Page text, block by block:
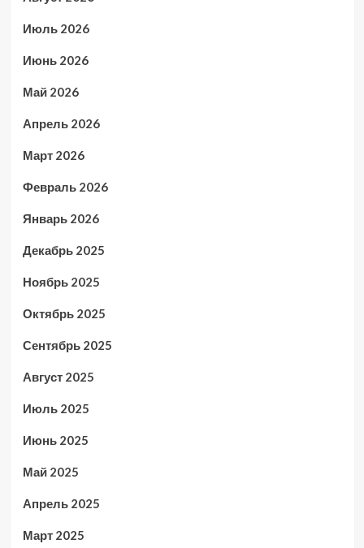
Июль 2026
Июнь 2026
Май 2026
Апрель 2026
Март 2026
Февраль 2026
Январь 2026
Декабрь 2025
Ноябрь 2025
Октябрь 2025
Сентябрь 2025
Август 2025
Июль 2025
Июнь 2025
Май 2025
Апрель 2025
Март 2025